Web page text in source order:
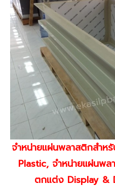
จำหน่ายแผ่นพลาสติกสำห
Plastic, จำหน่ายแผ่นพล
ตกแต่ง Display &